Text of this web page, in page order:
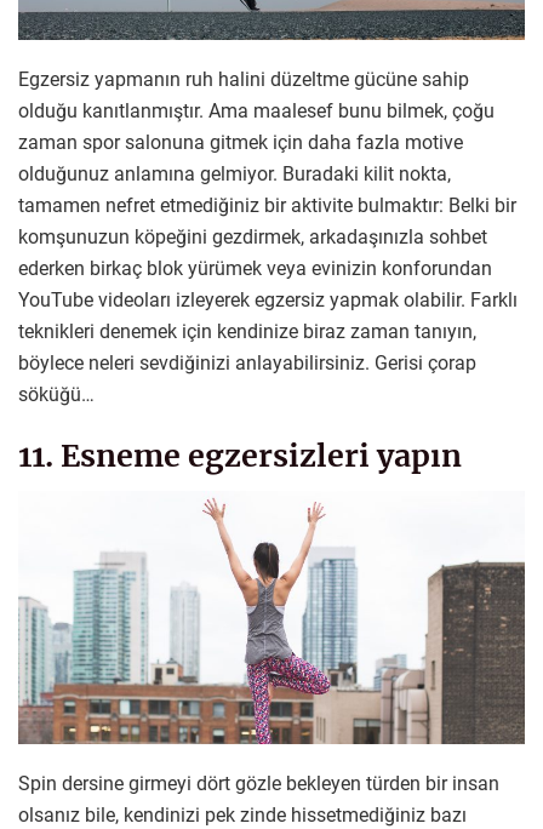
Egzersiz yapmanın ruh halini düzeltme gücüne sahip
olduğu kanıtlanmıştır. Ama maalesef bunu bilmek, çoğu
zaman spor salonuna gitmek için daha fazla motive
olduğunuz anlamına gelmiyor. Buradaki kilit nokta,
tamamen nefret etmediğiniz bir aktivite bulmaktır: Belki bir
komşunuzun köpeğini gezdirmek, arkadaşınızla sohbet
ederken birkaç blok yürümek veya evinizin konforundan
YouTube videoları izleyerek egzersiz yapmak olabilir. Farklı
teknikleri denemek için kendinize biraz zaman tanıyın,
böylece neleri sevdiğinizi anlayabilirsiniz. Gerisi çorap
söküğü…
11. Esneme egzersizleri yapın
Spin dersine girmeyi dört gözle bekleyen türden bir insan
olsanız bile, kendinizi pek zinde hissetmediğiniz bazı